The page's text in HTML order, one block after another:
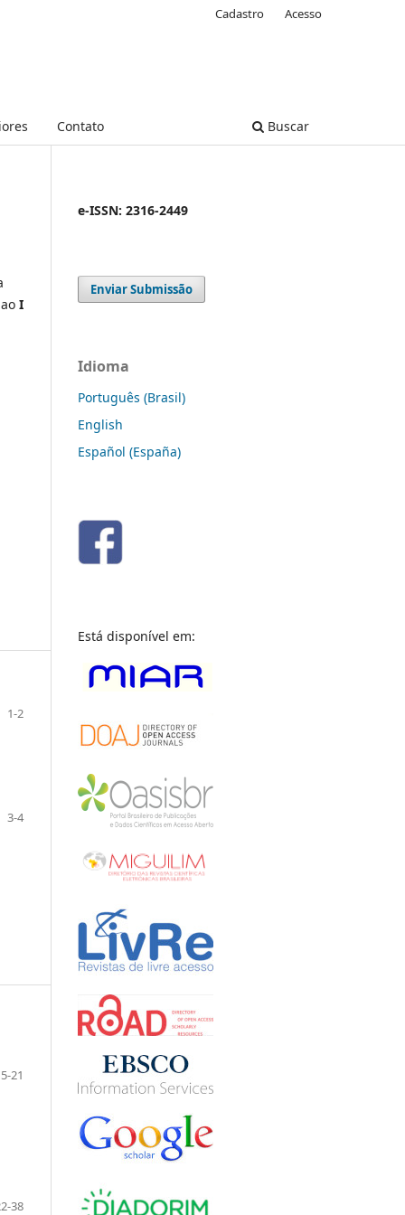
Contato Buscar
Cadastro Acesso
I
1-2
3-4
5-21
38
e-ISSN: 2316-2449
Enviar Submissão
Idioma
Português (Brasil)
English
Español (España)
Está disponível em: